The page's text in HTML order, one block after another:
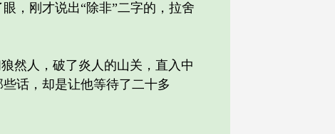
，刚才说出“除非”二字的，拉舍
然人，破了炎人的山关，直入中
话，却是让他等待了二十多